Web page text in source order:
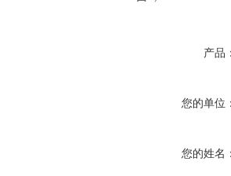
产品
您的单位
您的姓名